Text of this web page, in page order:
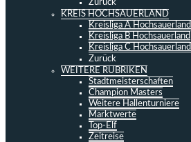
Zurück
KREIS HOCHSAUERLAND
Kreisliga A Hochsauerland
Kreisliga B Hochsauerland
Kreisliga C Hochsauerland
Zurück
WEITERE RUBRIKEN
Stadtmeisterschaften
Champion Masters
Weitere Hallenturniere
Marktwerte
Top-Elf
Zeitreise